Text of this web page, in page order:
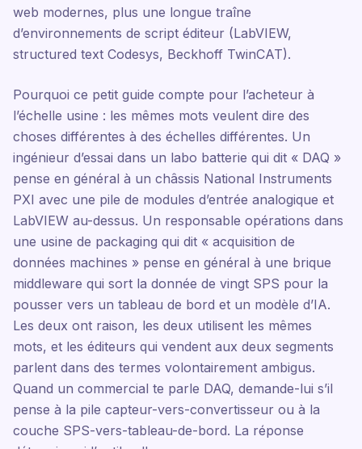
web modernes, plus une longue traîne
d’environnements de script éditeur (LabVIEW,
structured text Codesys, Beckhoff TwinCAT).
Pourquoi ce petit guide compte pour l’acheteur à
l’échelle usine : les mêmes mots veulent dire des
choses différentes à des échelles différentes. Un
ingénieur d’essai dans un labo batterie qui dit « DAQ »
pense en général à un châssis National Instruments
PXI avec une pile de modules d’entrée analogique et
LabVIEW au-dessus. Un responsable opérations dans
une usine de packaging qui dit « acquisition de
données machines » pense en général à une brique
middleware qui sort la donnée de vingt SPS pour la
pousser vers un tableau de bord et un modèle d’IA.
Les deux ont raison, les deux utilisent les mêmes
mots, et les éditeurs qui vendent aux deux segments
parlent dans des termes volontairement ambigus.
Quand un commercial te parle DAQ, demande-lui s’il
pense à la pile capteur-vers-convertisseur ou à la
couche SPS-vers-tableau-de-bord. La réponse